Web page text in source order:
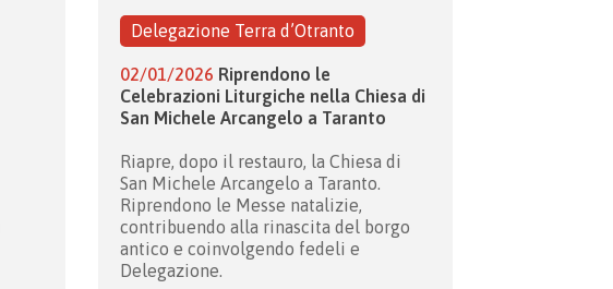
Delegazione Terra d’Otranto
02/01/2026 Riprendono le
Celebrazioni Liturgiche nella Chiesa di
San Michele Arcangelo a Taranto
Riapre, dopo il restauro, la Chiesa di
San Michele Arcangelo a Taranto.
Riprendono le Messe natalizie,
contribuendo alla rinascita del borgo
antico e coinvolgendo fedeli e
Delegazione.